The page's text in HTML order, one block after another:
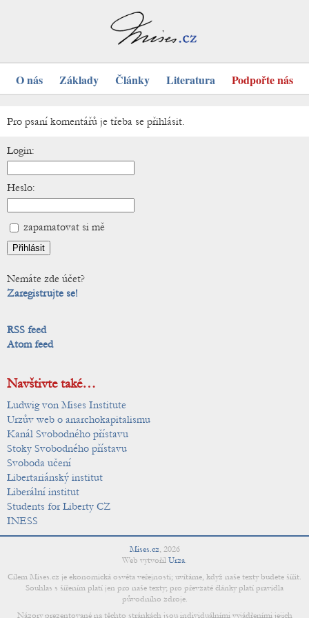
O nás Základy Články Literatura Podpořte nás
Pro psaní komentářů je třeba se přihlásit.
Login:
Heslo:
zapamatovat si mě
Nemáte zde účet?
Zaregistrujte se!
RSS feed
Atom feed
Navštivte také…
Ludwig von Mises Institute
Urzův web o anarchokapitalismu
Kanál Svobodného přístavu
Stoky Svobodného přístavu
Svoboda učení
Libertariánský institut
Liberální institut
Students for Liberty CZ
INESS
Mises.cz, 2026
Web vytvořil Urza.
Cílem Mises.cz je ekonomická osvěta veřejnosti; uvítáme, když naše texty budete šířit.
Souhlas s šířením platí jen pro naše texty; pro převzaté články platí pravidla
původního zdroje.
Názory prezentované na těchto stránkách jsou individuálními vyjádřeními jejich